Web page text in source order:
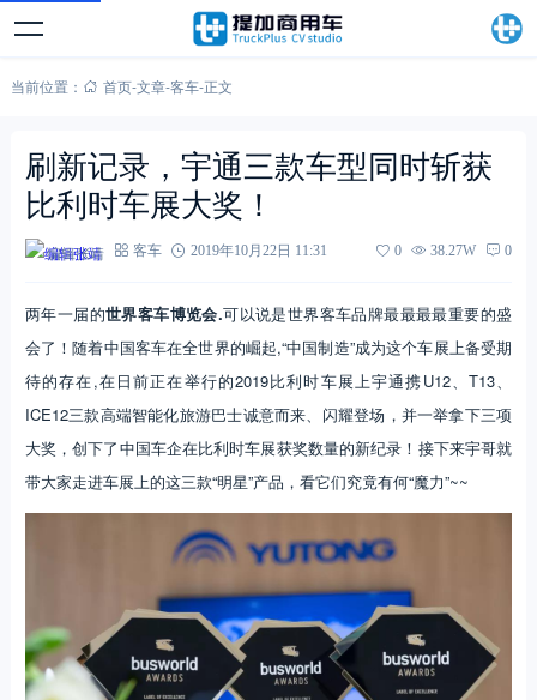
当前位置： 首页-文章-客车-正文
刷新记录，宇通三款车型同时斩获
比利时车展大奖！
编辑张靖 客车 2019年10月22日 11:31 0 38.27W 0
两年一届的世界客车博览会.可以说是世界客车品牌最最最最重要的盛
会了！随着中国客车在全世界的崛起,“中国制造”成为这个车展上备受期
待的存在,在日前正在举行的2019比利时车展上宇通携U12、T13、
ICE12三款高端智能化旅游巴士诚意而来、闪耀登场，并一举拿下三项
大奖，创下了中国车企在比利时车展获奖数量的新纪录！接下来宇哥就
带大家走进车展上的这三款“明星”产品，看它们究竟有何“魔力”~~